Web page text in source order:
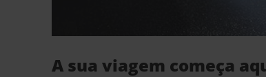
A sua viagem começa